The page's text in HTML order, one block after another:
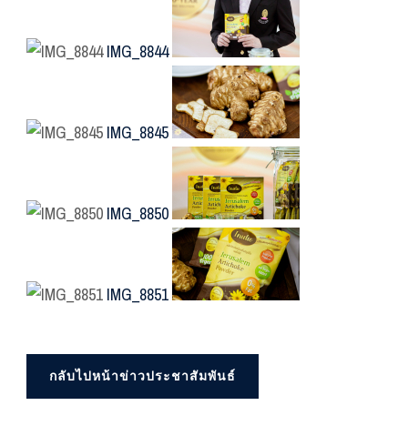
IMG_8844
IMG_8845
IMG_8850
IMG_8851
กลับไปหน้าข่าวประชาสัมพันธ์